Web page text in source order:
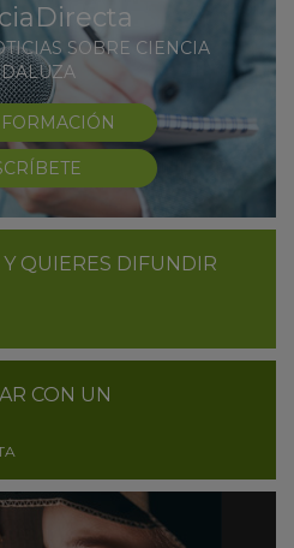
SOBRE CIENCIA
QUIERES DIFUNDIR
CON UN